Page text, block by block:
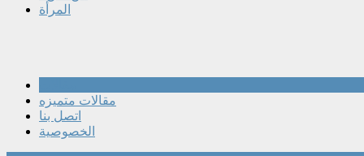
المرأة
مقالات متميزه
اتصل بنا
الخصوصية